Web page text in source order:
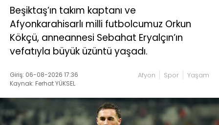
Beşiktaş’ın takım kaptanı ve
Afyonkarahisarlı milli futbolcumuz Orkun
Kökçü, anneannesi Sebahat Eryalçın’ın
vefatıyla büyük üzüntü yaşadı.
Giriş: 06-08-2026 17:36
Kaynak: Ferhat YÜKSEL
Afyon Spor Yaşam